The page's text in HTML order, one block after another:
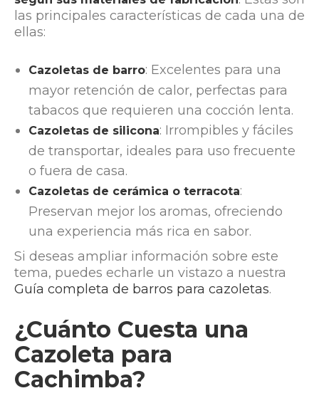
las principales características de cada una de
ellas:
Cazoletas de barro: Excelentes para una
mayor retención de calor, perfectas para
tabacos que requieren una cocción lenta.
Cazoletas de silicona: Irrompibles y fáciles
de transportar, ideales para uso frecuente
o fuera de casa.
Cazoletas de cerámica o terracota:
Preservan mejor los aromas, ofreciendo
una experiencia más rica en sabor.
Si deseas ampliar información sobre este
tema, puedes echarle un vistazo a nuestra
Guía completa de barros para cazoletas.
¿Cuánto Cuesta una
Cazoleta para
Cachimba?